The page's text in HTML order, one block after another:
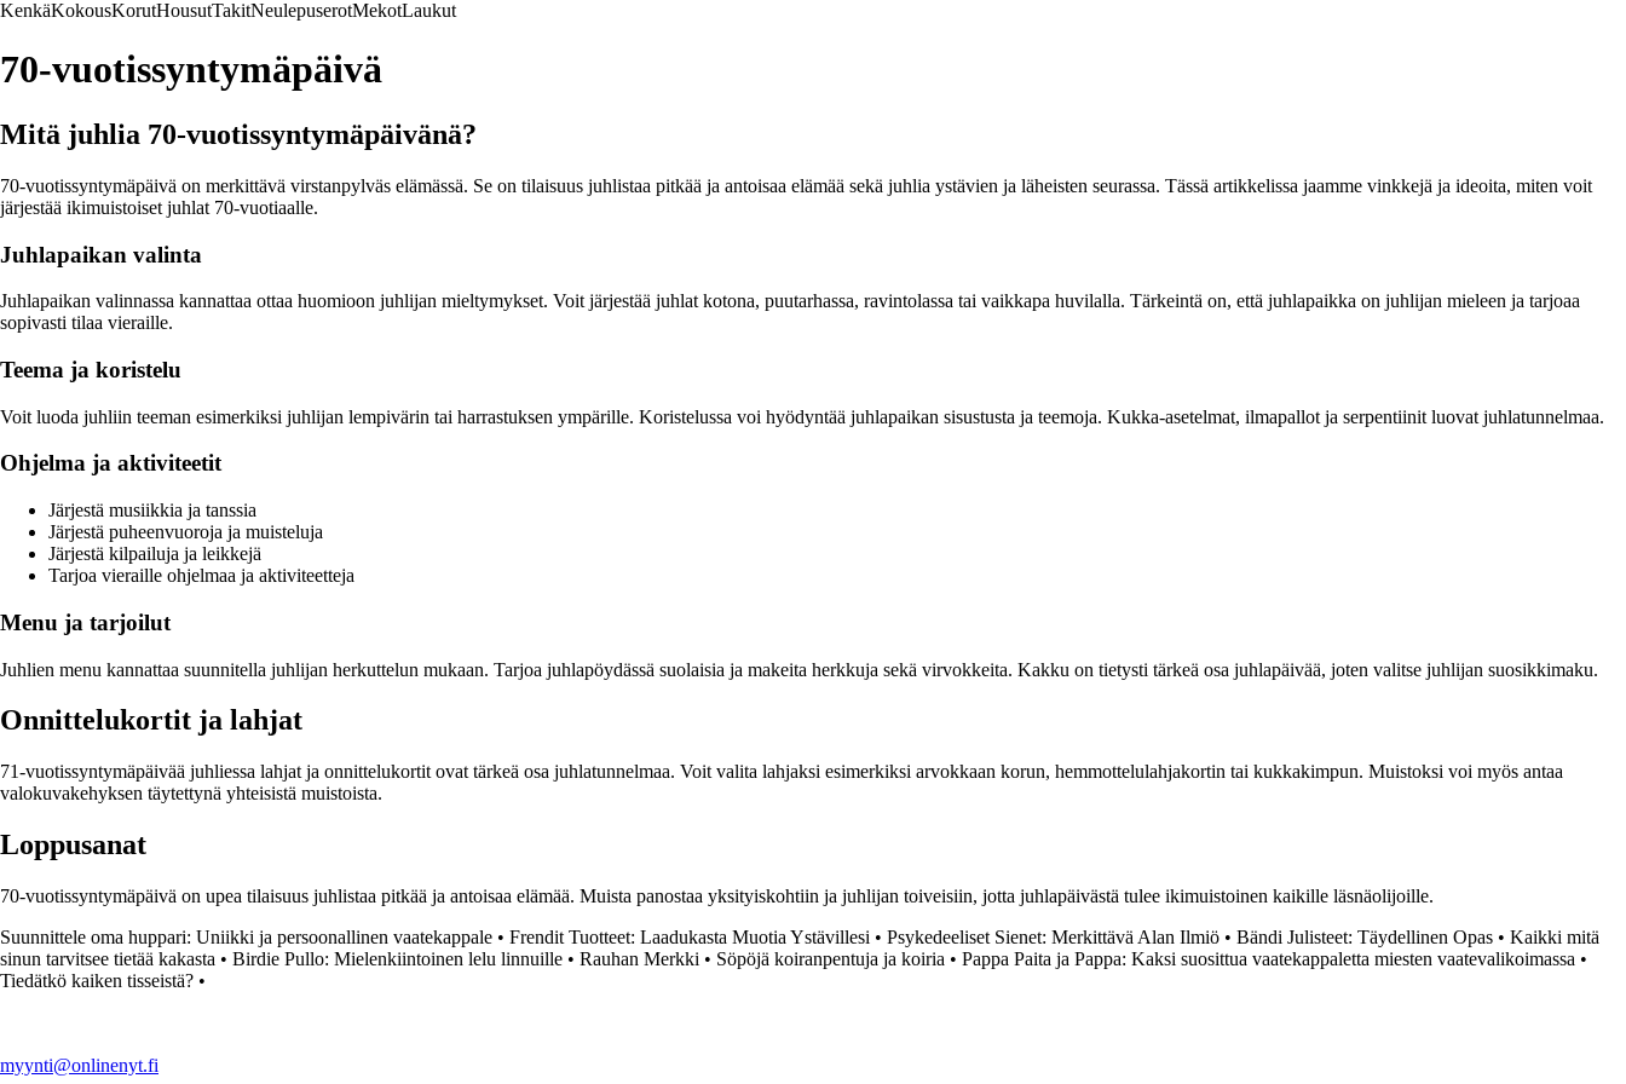
KenkäKokousKorutHousutTakitNeulepuserotMekotLaukut
70-vuotissyntymäpäivä
Mitä juhlia 70-vuotissyntymäpäivänä?
70-vuotissyntymäpäivä on merkittävä virstanpylväs elämässä. Se on tilaisuus juhlistaa pitkää ja antoisaa elämää sekä juhlia ystävien ja läheisten seurassa. Tässä artikkelissa jaamme vinkkejä ja ideoita, miten voit
järjestää ikimuistoiset juhlat 70-vuotiaalle.
Juhlapaikan valinta
Juhlapaikan valinnassa kannattaa ottaa huomioon juhlijan mieltymykset. Voit järjestää juhlat kotona, puutarhassa, ravintolassa tai vaikkapa huvilalla. Tärkeintä on, että juhlapaikka on juhlijan mieleen ja tarjoaa
sopivasti tilaa vieraille.
Teema ja koristelu
Voit luoda juhliin teeman esimerkiksi juhlijan lempivärin tai harrastuksen ympärille. Koristelussa voi hyödyntää juhlapaikan sisustusta ja teemoja. Kukka-asetelmat, ilmapallot ja serpentiinit luovat juhlatunnelmaa.
Ohjelma ja aktiviteetit
Järjestä musiikkia ja tanssia
Järjestä puheenvuoroja ja muisteluja
Järjestä kilpailuja ja leikkejä
Tarjoa vieraille ohjelmaa ja aktiviteetteja
Menu ja tarjoilut
Juhlien menu kannattaa suunnitella juhlijan herkuttelun mukaan. Tarjoa juhlapöydässä suolaisia ja makeita herkkuja sekä virvokkeita. Kakku on tietysti tärkeä osa juhlapäivää, joten valitse juhlijan suosikkimaku.
Onnittelukortit ja lahjat
71-vuotissyntymäpäivää juhliessa lahjat ja onnittelukortit ovat tärkeä osa juhlatunnelmaa. Voit valita lahjaksi esimerkiksi arvokkaan korun, hemmottelulahjakortin tai kukkakimpun. Muistoksi voi myös antaa
valokuvakehyksen täytettynä yhteisistä muistoista.
Loppusanat
70-vuotissyntymäpäivä on upea tilaisuus juhlistaa pitkää ja antoisaa elämää. Muista panostaa yksityiskohtiin ja juhlijan toiveisiin, jotta juhlapäivästä tulee ikimuistoinen kaikille läsnäolijoille.
Suunnittele oma huppari: Uniikki ja persoonallinen vaatekappale • Frendit Tuotteet: Laadukasta Muotia Ystävillesi • Psykedeeliset Sienet: Merkittävä Alan Ilmiö • Bändi Julisteet: Täydellinen Opas • Kaikki mitä
sinun tarvitsee tietää kakasta • Birdie Pullo: Mielenkiintoinen lelu linnuille • Rauhan Merkki • Söpöjä koiranpentuja ja koiria • Pappa Paita ja Pappa: Kaksi suosittua vaatekappaletta miesten vaatevalikoimassa •
Tiedätkö kaiken tisseistä? •
myynti@onlinenyt.fi